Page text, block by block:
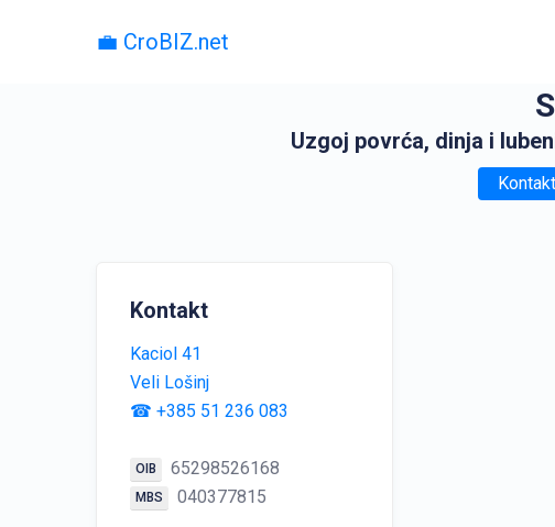
💼 CroBIZ.net
Uzgoj povrća, dinja i
Kontakt
Kontakt
Kaciol 41
Veli Lošinj
☎ +385 51 236 083
OIB 65298526168
MBS 040377815